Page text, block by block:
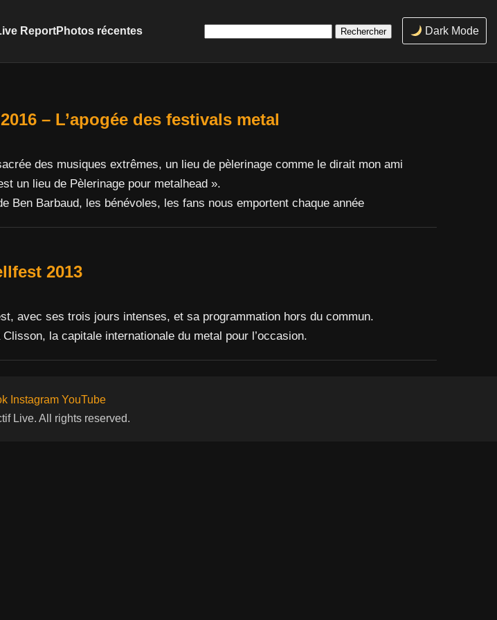
ReportPhotos récentes Dark Mode
– L’apogée des festivals metal
des musiques extrêmes, un lieu de pèlerinage comme le dirait mon ami
un lieu de Pèlerinage pour metalhead ».
Ben Barbaud, les bénévoles, les fans nous emportent chaque année
2013
avec ses trois jours intenses, et sa programmation hors du commun.
la capitale internationale du metal pour l’occasion.
Instagram YouTube
Live. All rights reserved.